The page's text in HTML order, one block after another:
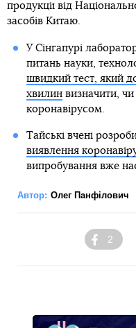
продукції від
засобів Китаю.
У Сінгапурі
питань науки,
швидкий тест, який
хвилинвизначити, чи
коронавірусом.
Тайські вчені
виявлення
випробування вже
Автор: Олег Панфілович
2